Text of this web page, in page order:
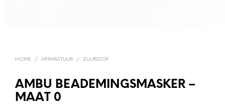
HOME / APPARATUUR / ZUURSTOF
AMBU BEADEMINGSMASKER –
MAAT 0